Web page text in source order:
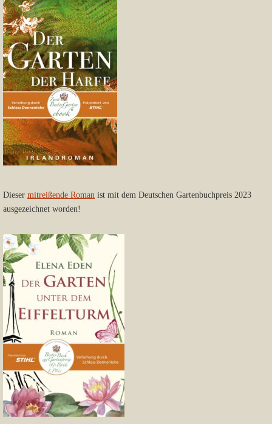
Dieser mitreißende Roman ist mit dem Deutschen Gartenbuchpreis 2023
ausgezeichnet worden!